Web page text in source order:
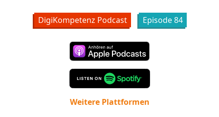
DigiKompetenz Podcast Episode84
Weitere Plattformen